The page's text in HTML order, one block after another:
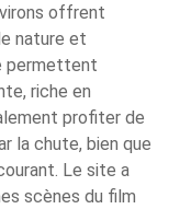
offrent
nature et
permettent
riche en
profiter de
la chute, bien que
Le site a
scènes du film